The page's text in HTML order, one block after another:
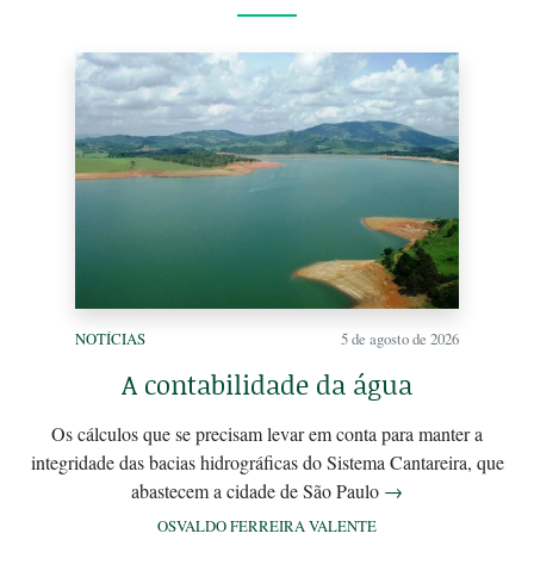
NOTÍCIAS 5 de agosto de 2026
A contabilidade da água
Os cálculos que se precisam levar em conta para manter a
integridade das bacias hidrográficas do Sistema Cantareira, que
abastecem a cidade de São Paulo →
OSVALDO FERREIRA VALENTE